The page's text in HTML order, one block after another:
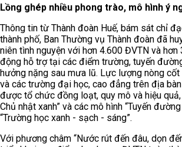
Lồng ghép nhiều phong trào, mô hình ý
Thông tin từ Thành đoàn Huế, bám sát chỉ
thành phố, Ban Thường vụ Thành đoàn đã
niên tình nguyện với hơn 4.600 ĐVTN và
động hỗ trợ tại các điểm trường, tuyến
hưởng nặng sau mưa lũ. Lực lượng nòng
và các trường đại học, cao đẳng trên địa
được tổ chức đồng loạt, quy mô và hiệu
Chủ nhật xanh” và các mô hình “Tuyến
“Trường học xanh - sạch - sáng”.
Với phương châm “Nước rút đến đâu, dọn